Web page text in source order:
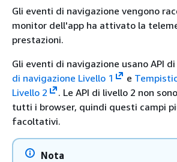
Gli eventi di navigazione vengono
monitor dell'app ha attivato la
prestazioni.
Gli eventi di navigazione usano API di
di navigazione Livello 1
e
Livello 2
. Le API di livello 2 non
tutti i browser, quindi questi campi
facoltativi.
Nota